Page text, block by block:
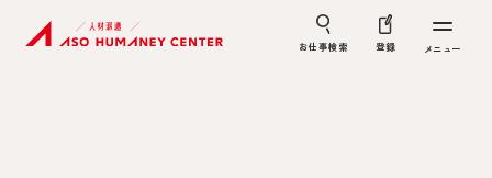
お仕事検索 登録